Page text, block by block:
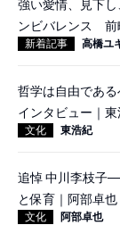
強い愛情、見下
ンビバレンス 前
新着記事 高橋ユ
哲学は自由であ
インタビュー｜
文化 東浩紀
追悼 中川李枝子
と保育｜阿部卓也
文化 阿部卓也